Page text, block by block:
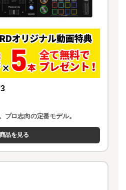
プロ志向の定番モデル。
商品を見る